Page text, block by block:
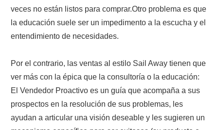
veces no están listos para comprar.Otro problema es que
la educación suele ser un impedimento a la escucha y el
entendimiento de necesidades.
Por el contrario, las ventas al estilo Sail Away tienen que
ver más con la épica que la consultoría o la educación:
El Vendedor Proactivo es un guía que acompaña a sus
prospectos en la resolución de sus problemas, les
ayudan a articular una visión deseable y les sugieren un